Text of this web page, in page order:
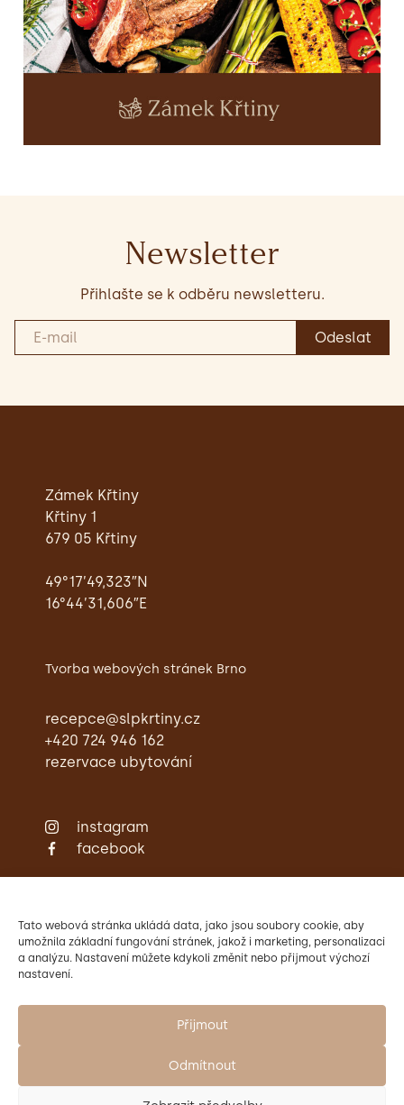
Tato webová stránka ukládá data, jako jsou soubory cookie, aby
umožnila základní fungování stránek, jakož i marketing, personalizaci
a analýzu. Nastavení můžete kdykoli změnit nebo přijmout výchozí
nastavení.
Přijmout
Odmítnout
Newsletter
Přihlašte se k odběru newsletteru.
Zámek Křtiny
Křtiny 1
679 05 Křtiny
49°17’49,323″N
16°44’31,606″E
Tvorba webových stránek Brno
recepce@slpkrtiny.cz
+420 724 946 162
rezervace ubytování
instagram
facebook
Svatby
Konference
Aktivity
Kontakty
je Mendelova univerzita v Brně.